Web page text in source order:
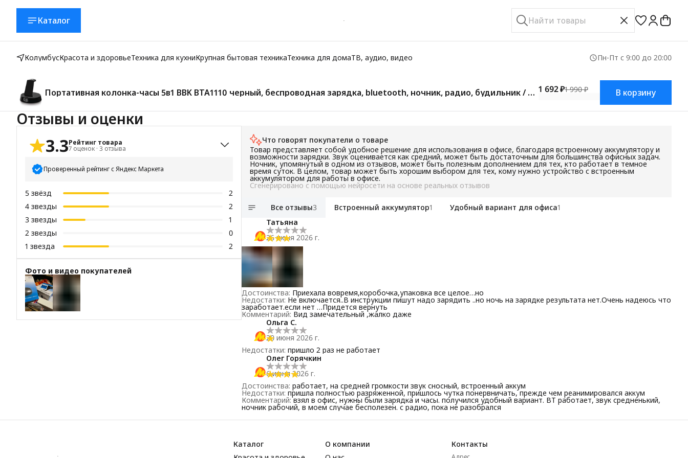
Каталог
КолумбусКрасота и здоровьеТехника для кухниКрупная бытовая техникаТехника для домаТВ, аудио, видео Пн-Пт с 9:00 до 20:00
Портативная колонка-часы 5в1 BBK BTA1110 черный, беспроводная зарядка, bluetooth, ночник, радио, будильник / хо 1 692 ₽1 990 ₽ В корзину
Отзывы и оценки
3.3Рейтинг товара
7 оценок · 3 отзыва
Проверенный рейтинг с Яндекс Маркета
5 звёзд
2
4 звезды
2
3 звезды
1
2 звезды
0
1 звезда 2
Фото и видео покупателей
Что говорят покупатели о товаре
Товар представляет собой удобное решение для использования в офисе, благодаря встроенному аккумулятору и
возможности зарядки. Звук оценивается как средний, может быть достаточным для большинства офисных задач.
Ночник, упомянутый в одном из отзывов, может быть полезным дополнением для тех, кто работает в темное
время суток. В целом, товар может быть хорошим выбором для тех, кому нужно устройство с встроенным
аккумулятором для работы в офисе.
Сгенерировано с помощью нейросети на основе реальных отзывов
Все отзывы3 Встроенный аккумулятор1 Удобный вариант для офиса1
Татьяна
26 июня 2026 г.
Достоинства: Приехала вовремя,коробочка,упаковка все целое…но
Недостатки: Не включается..В инструкции пишут надо зарядить ..но ночь на зарядке результата нет.Очень надеюсь что
заработает.если нет …Придется вернуть
Комментарий: Вид замечательный ,жалко даже
Ольга С.
20 июня 2026 г.
Недостатки: пришло 2 раз не работает
Олег Горячкин
6 июня 2026 г.
Достоинства: работает, на средней громкости звук сносный, встроенный аккум
Недостатки: пришла полностью разряженной, пришлось чутка понервничать, прежде чем реанимировался аккум
Комментарий: взял в офис, нужны были зарядка и часы. получился удобный вариант. ВТ работает, звук средненький,
ночник рабочий, в моем случае бесполезен. с радио, пока не разобрался
Каталог
О компании
Контакты